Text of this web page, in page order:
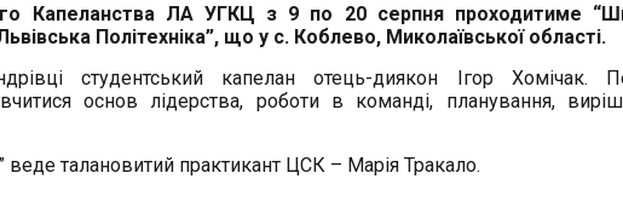
Капеланства ЛА УГКЦ з 9 по 20 серпня проходитиме
Політехніка”, що у с. Коблево, Миколаївської області.
студентський капелан отець-диякон Ігор Хомічак.
основ лідерства, роботи в команді, планування,
веде талановитий практикант ЦСК – Марія Тракало.